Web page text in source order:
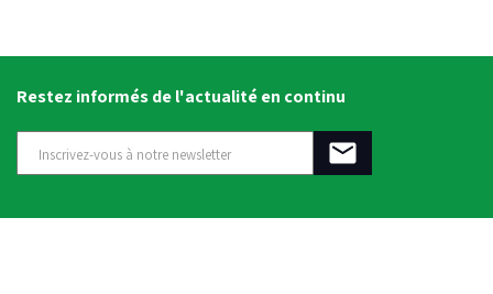
Restez informés de l'actualité en continu